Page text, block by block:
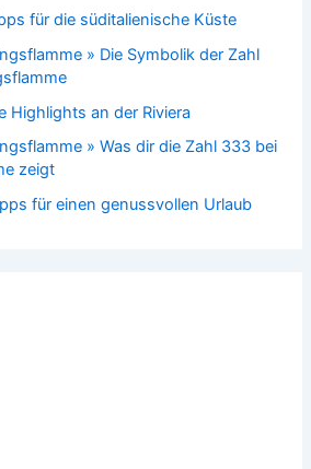
für die süditalienische Küste
» Die Symbolik der Zahl
Highlights an der Riviera
» Was dir die Zahl 333 bei
zeigt
für einen genussvollen Urlaub